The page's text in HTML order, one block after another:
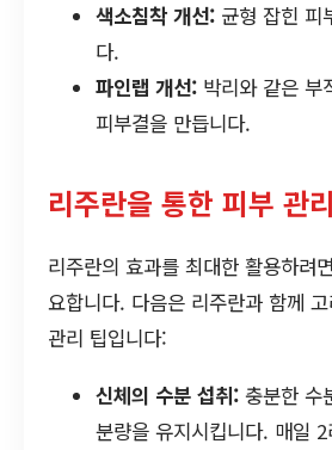
색소침착 개선: 균형 잡힌 피
다.
파인랩 개선: 박리와 같은 부
피부결을 만듭니다.
리주란을 통한 피부 관
리주란의 효과를 최대한 활용하려
요합니다. 다음은 리주란과 함께
관리 팁입니다:
신체의 수분 섭취: 충분한 수
분량을 유지시킵니다. 매일